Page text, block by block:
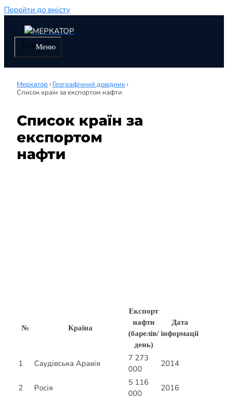
Перейти до вмісту
Меню
Меркатор › Географічний довідник›
Список країн за експортом нафти
Список країн за
експортом
нафти
№ Країна
Експорт
нафти
(барелів/
день)
Дата
інформації
1 Саудівська Аравія
7 273
000
2014
2 Росія
5 116
000
2016